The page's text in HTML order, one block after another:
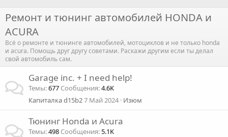
Ремонт и тюнинг автомобилей HONDA и
ACURA
Всё о ремонте и тюнинге автомобилей, мотоциклов и не только honda
и acura. Помощь друг другу советами. Раскажи другим если ты делал
свой автомобиль сам.
Garage inc. + I need help!
Темы 677 Сообщения 4.6K
Капиталка d15b27 Май 2024 Изюм
Тюнинг Honda и Acura
Темы 498 Сообщения 5.1K